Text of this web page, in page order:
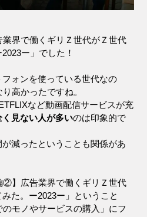
界で働くギリＺ世代がＺ世代
ー」でした！
ォンを使っている世代なの
高かったですね。
など動画配信サービスが充
く見ない人が多いのは印象的で
減ったということも関係があ
②】広告業界で働くギリＺ世代
た。ー2023ー」ということ
モノやサービスの購入」にフ